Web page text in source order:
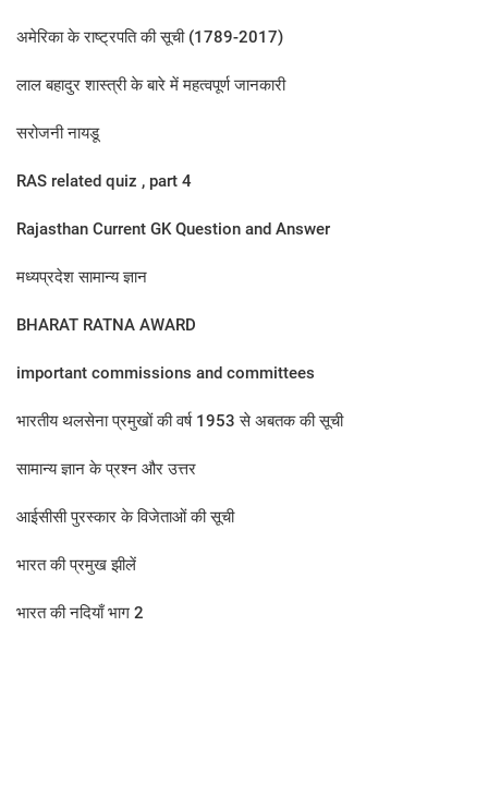
अमेरिका के राष्ट्रपति की सूची (1789-2017)
लाल बहादुर शास्‍त्री के बारे में महत्‍वपूर्ण जानकारी
सरोजनी नायडू
RAS related quiz , part 4
Rajasthan Current GK Question and Answer
मध्यप्रदेश सामान्य ज्ञान
BHARAT RATNA AWARD
important commissions and committees
भारतीय थलसेना प्रमुखों की वर्ष 1953 से अबतक की सूची
सामान्य ज्ञान के प्रश्न और उत्तर
आईसीसी पुरस्कार के विजेताओं की सूची
भारत की प्रमुख झीलें
भारत की नदियाँ भाग 2